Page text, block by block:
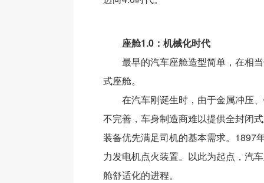
座舱1.0：机械化时代
最早的汽车座舱造型简单，在相当
式座舱。
在汽车刚诞生时，由于金属冲压、
不完善，车身制造商难以提供全封闭
装备优先满足司机的基本需求。1897
力发电机点火装置。以此为起点，汽
舱舒适化的进程。